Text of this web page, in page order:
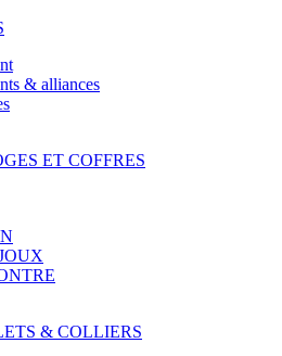
& alliances
ET COFFRES
& COLLIERS